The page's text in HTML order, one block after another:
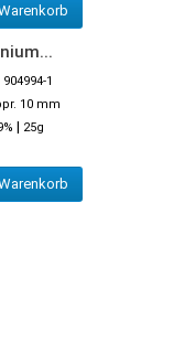
1
10 mm
| 25g